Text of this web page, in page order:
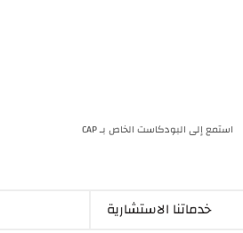
استمع إلى البودكاست الخاص بـ CAP
خدماتنا الاستشارية